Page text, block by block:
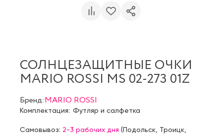
СОЛНЦЕЗАЩИТНЫЕ ОЧКИ
MARIO ROSSI MS 02-273 01Z
Бренд:MARIO ROSSI
Комплектация: Футляр и салфетка
Самовывоз: 2-3 рабочих дня (Подольск Троицк